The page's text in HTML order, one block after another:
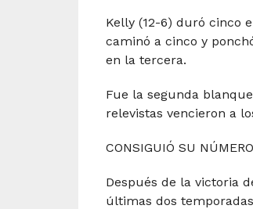
Kelly (12-6) duró cinco
caminó a cinco y
en la tercera.
Fue la segunda
relevistas vencieron a
CONSIGUIÓ SU NÚMERO
Después de la victoria
últimas dos